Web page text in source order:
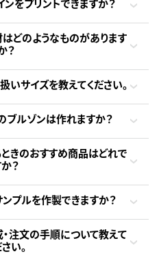
をプリントできますか？
どのようなものがあります
？
いサイズを教えてください。
ブルゾンは作れますか？
きのおすすめ商品はどれで
？
プルを作製できますか？
注文の手順について教えて
い。